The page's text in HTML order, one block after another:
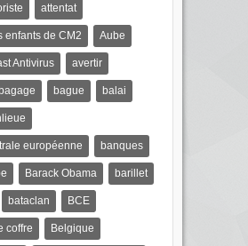
attentat
enfants de CM2 Aube
Antivirus avertir
bague balai
européenne banques
Barack Obama barillet
bataclan BCE
coffre Belgique